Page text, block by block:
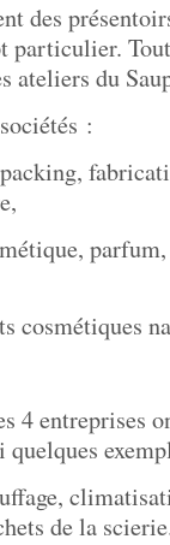
des
particulier.
ateliers du
:
cosmétiques
4 entreprises
de la